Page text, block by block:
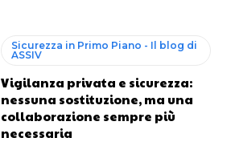
Sicurezza in Primo Piano - Il blog di
ASSIV
Vigilanza privata e sicurezza:
nessuna sostituzione, ma una
collaborazione sempre più
necessaria